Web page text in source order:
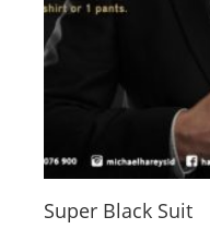
Super Black Suit